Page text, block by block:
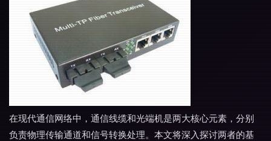
在现代通信网络中，通信线缆和光端机是两大核心元素，分别
负责物理传输通道和信号转换处理。本文将深入探讨两者的基